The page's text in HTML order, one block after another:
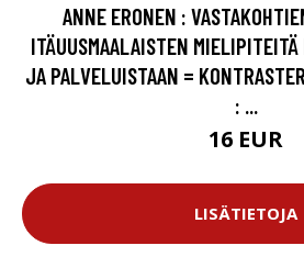
ANNE ERONEN :
ITÄUUSMAALAISTEN
JA PALVELUISTAAN =
: ...
16 EUR
LISÄTIETOJA